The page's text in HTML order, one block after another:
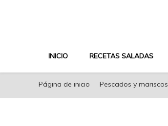
INICIO RECETAS SALADAS
Página de inicio Pescados y mariscos